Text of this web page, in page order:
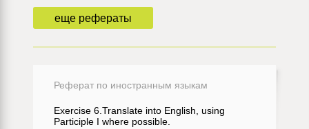
еще рефераты
Реферат по иностранным языкам
Exercise 6.Translate into English, using
Participle I where possible.